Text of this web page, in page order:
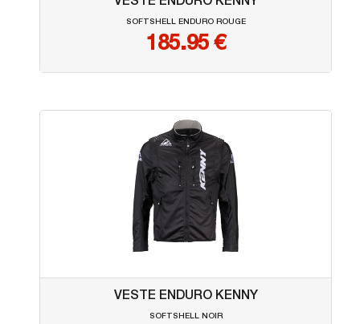
SOFTSHELL ENDURO ROUGE
185.95€
VESTE ENDURO KENNY
SOFTSHELL NOIR